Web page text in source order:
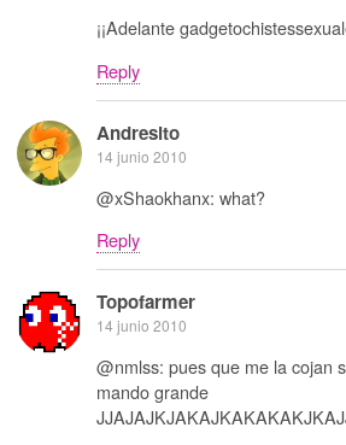
¡¡Adelante
Reply
Andresito
14 junio 2010
@xShaokhanx: what?
Reply
Topofarmer
14 junio 2010
@nmlss: pues que me la cojan
mando grande